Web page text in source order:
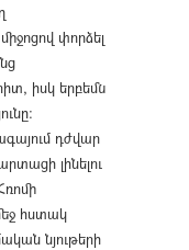
փորձել
իսկ երբեմն
դժվար
լինելու
հստակ
նյութերի